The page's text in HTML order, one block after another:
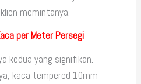
memintanya.
per Meter Persegi
kedua yang signifikan.
kaca tempered 10mm